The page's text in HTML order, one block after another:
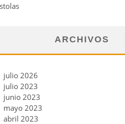
ARCHIVOS
julio 2026
julio 2023
junio 2023
mayo 2023
abril 2023